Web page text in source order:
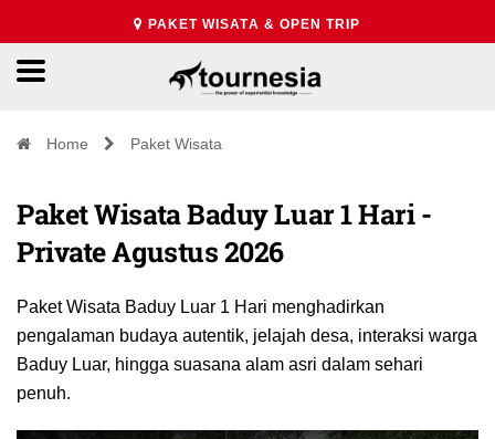
PAKET WISATA & OPEN TRIP
Home Paket Wisata
Paket Wisata Baduy Luar 1 Hari -
Private Agustus 2026
Paket Wisata Baduy Luar 1 Hari menghadirkan
pengalaman budaya autentik, jelajah desa, interaksi warga
Baduy Luar, hingga suasana alam asri dalam sehari
penuh.